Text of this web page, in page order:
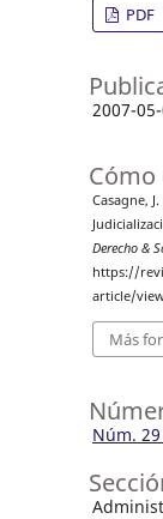
PDF
2007-
Casagne,
Derecho &
https://
article/
Más
Núm.